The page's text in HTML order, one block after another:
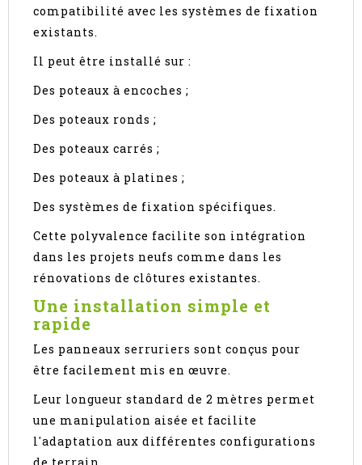
compatibilité avec les systèmes de fixation
existants.
Il peut être installé sur :
Des poteaux à encoches ;
Des poteaux ronds ;
Des poteaux carrés ;
Des poteaux à platines ;
Des systèmes de fixation spécifiques.
Cette polyvalence facilite son intégration
dans les projets neufs comme dans les
rénovations de clôtures existantes.
Une installation simple et
rapide
Les panneaux serruriers sont conçus pour
être facilement mis en œuvre.
Leur longueur standard de 2 mètres permet
une manipulation aisée et facilite
l'adaptation aux différentes configurations